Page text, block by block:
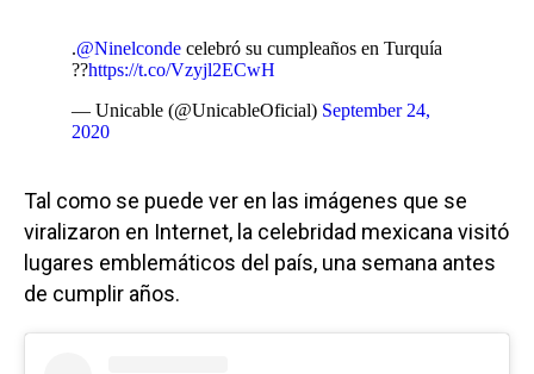
.@Ninelconde celebró su cumpleaños en Turquía
??https://t.co/Vzyjl2ECwH
— Unicable (@UnicableOficial) September 24,
2020
Tal como se puede ver en las imágenes que se
viralizaron en Internet, la celebridad mexicana visitó
lugares emblemáticos del país, una semana antes
de cumplir años.